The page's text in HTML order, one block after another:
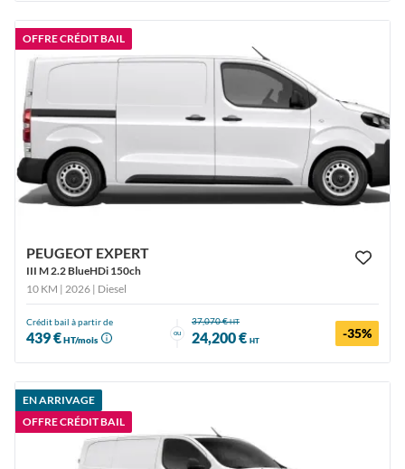
OFFRE CRÉDIT BAIL
PEUGEOT EXPERT
III M 2.2 BlueHDi 150ch
10 KM | 2026 | Diesel
Crédit bail à partir de
439 €HT/mois
ou
37,070 €HT
24,200 € HT -35%
EN ARRIVAGE
OFFRE CRÉDIT BAIL